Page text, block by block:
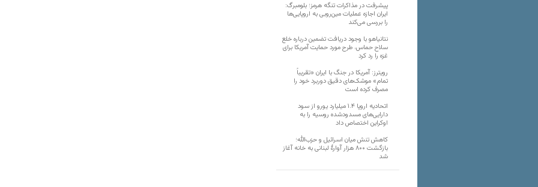
پیشرفت در مذاکرات تنگه هرمز؛ بلومبرگ:
ایران اجازه عملیات مین‌روبی به اروپایی‌ها
را بررسی می‌کند
نتانیاهو با وجود دریافت تضمین درباره خلع
سلاح حماس، طرح مورد حمایت آمریکا برای
غزه را رد کرد
رویترز: آمریکا در جنگ با ایران «تقریباً
تمام» موشک‌های دقیق دوربرد خود را
مصرف کرده است
اتحادیه اروپا ۱.۴ میلیارد یورو از سود
دارایی‌های مسدودشده روسیه را به
اوکراین ‏اختصاص داد
کاهش تنش میان اسرائیل و حزب‌الله؛
بازگشت ۸۰۰ هزار آوارۀ لبنانی به خانه‌ آغاز
شد